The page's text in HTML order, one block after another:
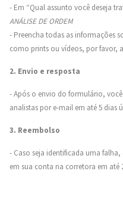
- Em “Qual assunto você deseja
ANÁLISE DE ORDEM
- Preencha todas as informações
como prints ou vídeos, por favor,
2. Envio e resposta
- Após o envio do formulário,
analistas por e-mail em até 5 dias
3. Reembolso
- Caso seja identificada uma
em sua conta na corretora em até